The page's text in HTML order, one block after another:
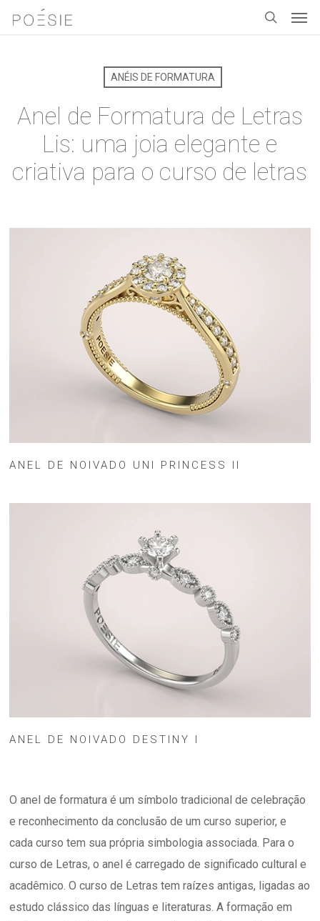
ANÉIS DE FORMATURA
Anel de Formatura de Letras
Lis: uma joia elegante e
criativa para o curso de letras
ANEL DE NOIVADO UNI PRINCESS II
ANEL DE NOIVADO DESTINY I
O anel de formatura é um símbolo tradicional de celebração
e reconhecimento da conclusão de um curso superior, e
cada curso tem sua própria simbologia associada. Para o
curso de Letras, o anel é carregado de significado cultural e
acadêmico. O curso de Letras tem raízes antigas, ligadas ao
estudo clássico das línguas e literaturas. A formação em